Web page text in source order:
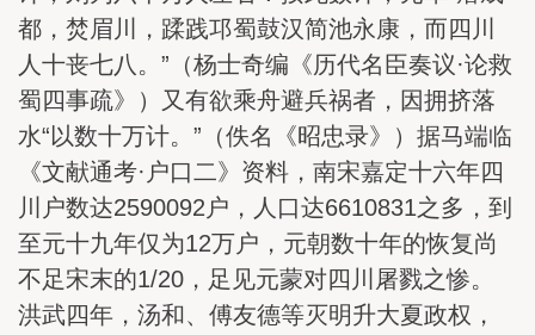
都，焚眉川，蹂践邛蜀鼓汉简池永康，而四川
人十丧七八。”（杨士奇编《历代名臣奏议·论救
蜀四事疏》）又有欲乘舟避兵祸者，因拥挤落
水“以数十万计。”（佚名《昭忠录》）据马端临
《文献通考·户口二》资料，南宋嘉定十六年四
川户数达2590092户，人口达6610831之多，到
至元十九年仅为12万户，元朝数十年的恢复尚
不足宋末的1/20，足见元蒙对四川屠戮之惨。
洪武四年，汤和、傅友德等灭明升大夏政权，